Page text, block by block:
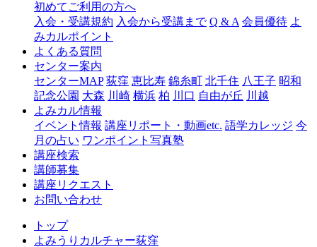
ャ
窪
初めてご利用の方へ
入会・受講規約 入会から受講まで Q & A 会員優待 よ
みカルポイント
よくある質問
センター案内
センターMAP 荻窪 恵比寿 錦糸町 北千住 八王子 昭和
記念公園 大森 川崎 横浜 柏 川口 自由が丘 川越
よみカル情報
イベント情報 講座リポート・動画etc. 語学カレッジ 今
月の占い ワンポイント写真塾
講座検索
講師募集
講座リクエスト
お問い合わせ
トップ
よみうりカルチャー荻窪